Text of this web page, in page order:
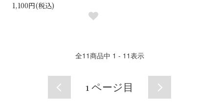
1,100円(税込)
全11商品中 1 - 11表示
1 ページ目